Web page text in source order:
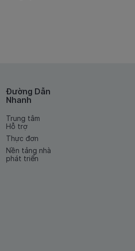
Đường Dẫn
Nhanh
Trung tâm
Hỗ trợ
Thực đơn
Nền tảng nhà
phát triển